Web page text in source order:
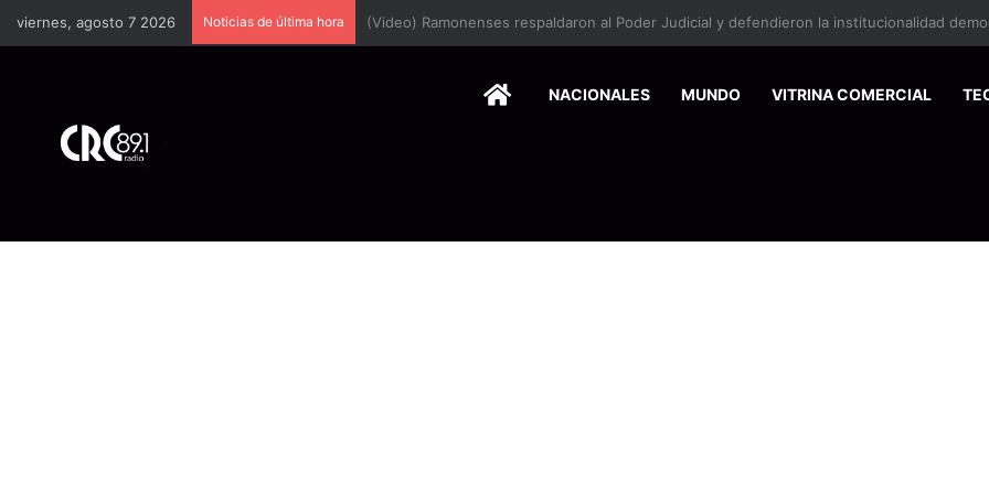
viernes, agosto 7 2026 Noticias de última hora
HOMENACIONALES MUNDO VITRINA COMERCIAL